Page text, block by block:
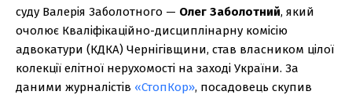
суду Валерія Заболотного — Олег Заболотний, який
очолює Кваліфікаційно-дисциплінарну комісію
адвокатури (КДКА) Чернігівщини, став власником цілої
колекції елітної нерухомості на заході України. За
даними журналістів «СтопКор», посадовець скупив